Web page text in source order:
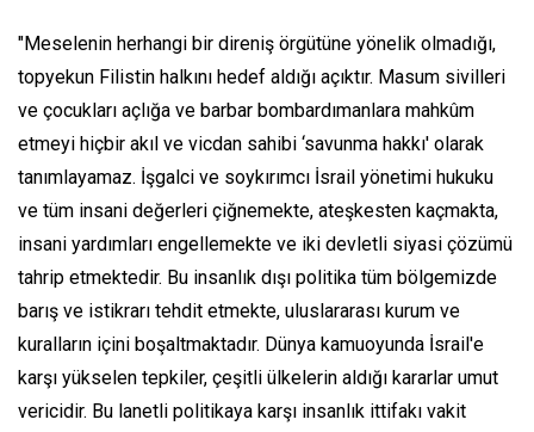
"Meselenin herhangi bir direniş örgütüne yönelik olmadığı,
topyekun Filistin halkını hedef aldığı açıktır. Masum sivilleri
ve çocukları açlığa ve barbar bombardımanlara mahkûm
etmeyi hiçbir akıl ve vicdan sahibi ‘savunma hakkı' olarak
tanımlayamaz. İşgalci ve soykırımcı İsrail yönetimi hukuku
ve tüm insani değerleri çiğnemekte, ateşkesten kaçmakta,
insani yardımları engellemekte ve iki devletli siyasi çözümü
tahrip etmektedir. Bu insanlık dışı politika tüm bölgemizde
barış ve istikrarı tehdit etmekte, uluslararası kurum ve
kuralların içini boşaltmaktadır. Dünya kamuoyunda İsrail'e
karşı yükselen tepkiler, çeşitli ülkelerin aldığı kararlar umut
vericidir. Bu lanetli politikaya karşı insanlık ittifakı vakit